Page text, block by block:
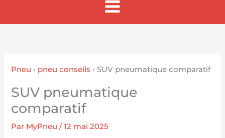
Pneu • pneu conseils •SUV pneumatique comparatif
SUV pneumatique
comparatif
Par MyPneu/12 mai 2025